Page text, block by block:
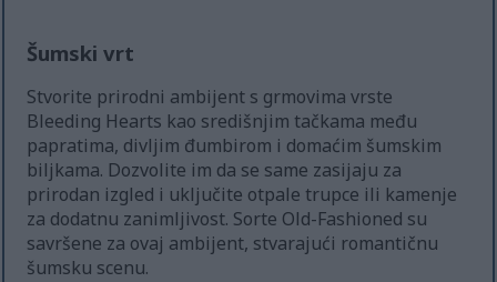
Šumski vrt
Stvorite prirodni ambijent s grmovima vrste
Bleeding Hearts kao središnjim tačkama među
papratima, divljim đumbirom i domaćim šumskim
biljkama. Dozvolite im da se same zasijaju za
prirodan izgled i uključite otpale trupce ili kamenje
za dodatnu zanimljivost. Sorte Old-Fashioned su
savršene za ovaj ambijent, stvarajući romantičnu
šumsku scenu.